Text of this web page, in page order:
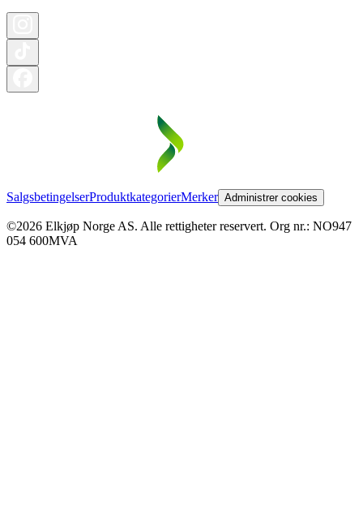
SalgsbetingelserProduktkategorierMerker Administrer cookies
©2026 Elkjøp Norge AS. Alle rettigheter reservert. Org nr.: NO947
054 600MVA